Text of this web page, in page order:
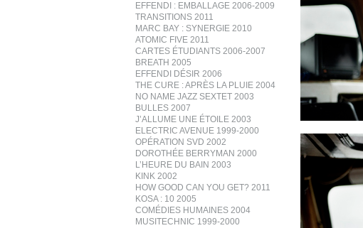
EFFENDI : EMBALLAGE 2006-2009
TRANSITIONS 2011
MARC BAY : SYNERGIE 2010
ATOMIC FIVE 2011
CARTES ÉTUDIANTS 2006-2007
BREATH 2005
EFFENDI DÉSIR 2006
THE CURE : APRÈS LA PLUIE 2004
NO NAME JAZZ SEXTET 2003
BULLES 2007
J’ALLUME UNE ÉTOILE 2003
ELECTRIC AVENUE 1999-2000
OPÉRATION SVD 2002
DOROTHÉE BERRYMAN 2000
L’HEURE DU BAIN 2003
KINK 2002
HOW GOOD CAN YOU GET? 2011
KOSA : 10 2005
COMÉDIES HUMAINES 2004
MUSITECHNIC 1999-2000